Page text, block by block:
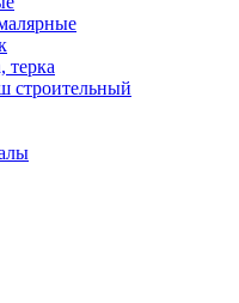
терка
строительный